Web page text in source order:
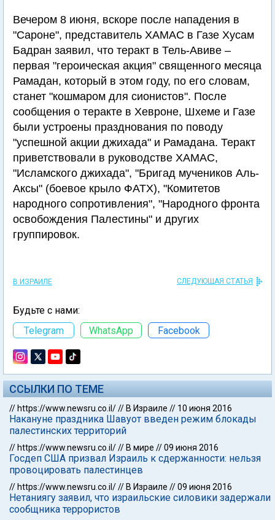
Вечером 8 июня, вскоре после нападения в
"Сароне", представитель ХАМАС в Газе Хусам
Бадран заявил, что теракт в Тель-Авиве –
первая "героическая акция" священного месяца
Рамадан, который в этом году, по его словам,
станет "кошмаром для сионистов". После
сообщения о теракте в Хевроне, Шхеме и Газе
были устроены празднования по поводу
"успешной акции джихада" и Рамадана. Теракт
приветствовали в руководстве ХАМАС,
"Исламского джихада", "Бригад мучеников Аль-
Аксы" (боевое крыло ФАТХ), "Комитетов
народного сопротивления", "Народного фронта
освобождения Палестины" и других
группировок.
В ИЗРАИЛЕ СЛЕДУЮЩАЯ СТАТЬЯ
Будьте с нами:
Telegram
WhatsApp Facebook
ССЫЛКИ ПО ТЕМЕ
// https://www.newsru.co.il/// В Израиле // 10 июня 2016
Накануне праздника Шавуот введен режим блокады
палестинских территорий
// https://www.newsru.co.il/// В мире //09 июня 2016
Госдеп США призвал Израиль к сдержанности: нельзя
провоцировать палестинцев
// https://www.newsru.co.il/// В Израиле //09 июня 2016
Нетаниягу заявил, что израильские силовики задержали
сообщника террористов